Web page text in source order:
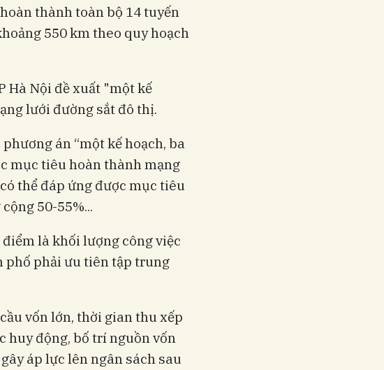
thành toàn bộ 14 tuyến
550 km theo quy hoạch
Hà Nội đề xuất "một kế
lưới đường sắt đô thị.
án “một kế hoạch, ba
mục tiêu hoàn thành mạng
thể đáp ứng được mục tiêu
50-55%...
là khối lượng công việc
phố phải ưu tiên tập trung
vốn lớn, thời gian thu xếp
huy động, bố trí nguồn vốn
áp lực lên ngân sách sau